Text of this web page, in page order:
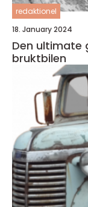
redaktionel
18. January 2024
Den ultimate
bruktbilen